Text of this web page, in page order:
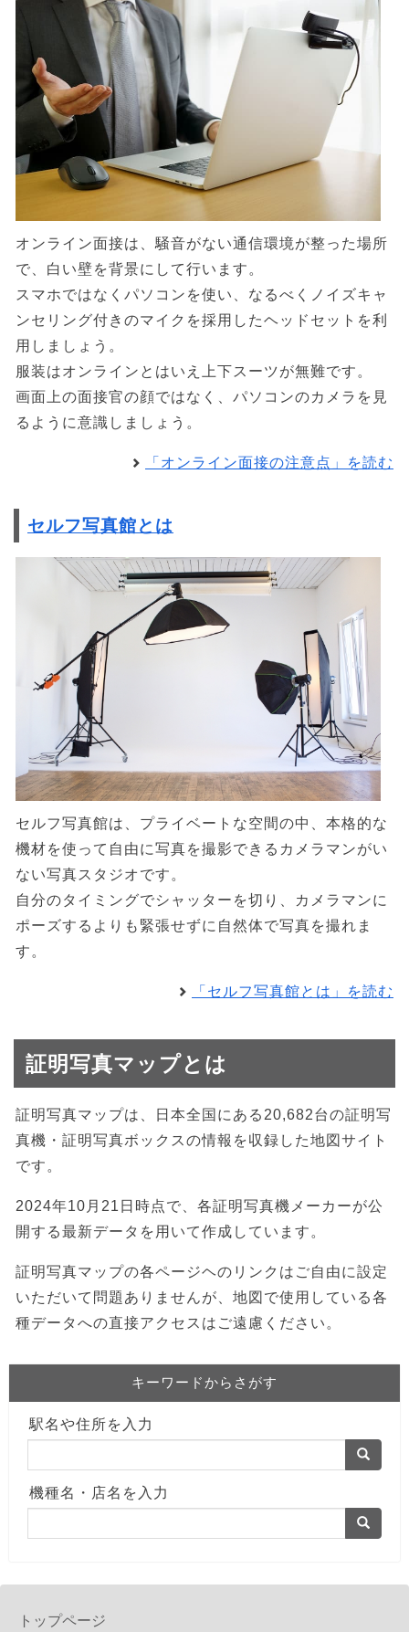
オンライン面接は、騒音がない通信環境が整った場所
で、白い壁を背景にして行います。
スマホではなくパソコンを使い、なるべくノイズキャ
ンセリング付きのマイクを採用したヘッドセットを利
用しましょう。
服装はオンラインとはいえ上下スーツが無難です。
画面上の面接官の顔ではなく、パソコンのカメラを見
るように意識しましょう。
「オンライン面接の注意点」を読む
セルフ写真館とは
セルフ写真館は、プライベートな空間の中、本格的な
機材を使って自由に写真を撮影できるカメラマンがい
ない写真スタジオです。
自分のタイミングでシャッターを切り、カメラマンに
ポーズするよりも緊張せずに自然体で写真を撮れま
す。
「セルフ写真館とは」を読む
証明写真マップとは
証明写真マップは、日本全国にある20,682台の証明写
真機・証明写真ボックスの情報を収録した地図サイト
です。
2024年10月21日時点で、各証明写真機メーカーが公
開する最新データを用いて作成しています。
証明写真マップの各ページヘのリンクはご自由に設定
いただいて問題ありませんが、地図で使用している各
種データへの直接アクセスはご遠慮ください。
キーワードからさがす
駅名や住所を入力
機種名・店名を入力
トップページ